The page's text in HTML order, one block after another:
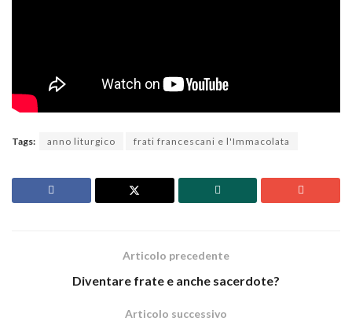
Tags: anno liturgico frati francescani e l'Immacolata
Articolo precedente
Diventare frate e anche sacerdote?
Articolo successivo